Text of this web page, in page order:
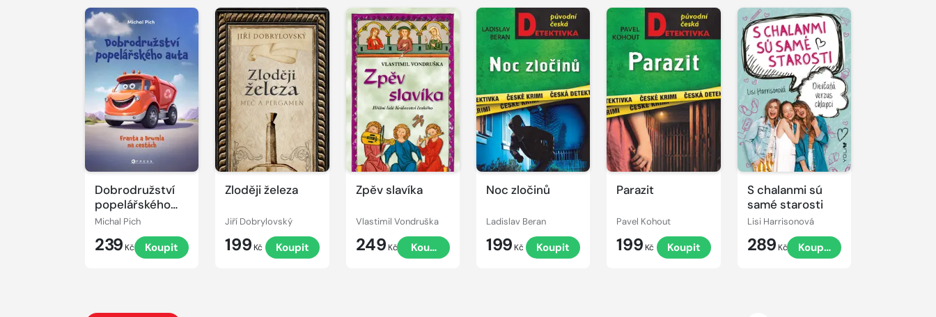
Dobrodružství
popelářského
auta
Michal Pich
239 Kč Koupit
Zloději železa
Jiří Dobrylovský
199 Kč Koupit
Zpěv slavíka
Vlastimil Vondruška
249 Kč Koupit
Noc zločinů
Ladislav Beran
199 Kč Koupit
Parazit
Pavel Kohout
199 Kč Koupit
S chalanmi sú
samé starosti
Lisi Harrisonová
289 Kč Koupit